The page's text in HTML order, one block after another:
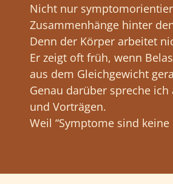
Nicht nur
Zusammenhänge hinter
Denn der Körper arbeitet
Er zeigt oft früh, wenn
aus dem Gleichgewicht
Genau darüber spreche
und Vorträgen.
Weil “Symptome sind